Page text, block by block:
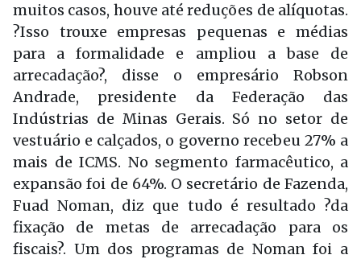
muitos casos, houve até reduções de alíquotas.
?Isso trouxe empresas pequenas e médias
para a formalidade e ampliou a base de
arrecadação?, disse o empresário Robson
Andrade, presidente da Federação das
Indústrias de Minas Gerais. Só no setor de
vestuário e calçados, o governo recebeu 27% a
mais de ICMS. No segmento farmacêutico, a
expansão foi de 64%. O secretário de Fazenda,
Fuad Noman, diz que tudo é resultado ?da
fixação de metas de arrecadação para os
fiscais?. Um dos programas de Noman foi a